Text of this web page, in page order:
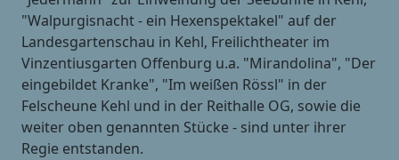
"Walpurgisnacht - ein Hexenspektakel" auf der
Landesgartenschau in Kehl, Freilichtheater im
Vinzentiusgarten Offenburg u.a. "Mirandolina", "Der
eingebildet Kranke", "Im weißen Rössl" in der
Felscheune Kehl und in der Reithalle OG, sowie die
weiter oben genannten Stücke - sind unter ihrer
Regie entstanden.